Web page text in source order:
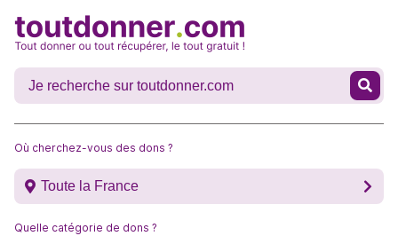
Où cherchez-vous des dons ?
Toute la France
Quelle catégorie de dons ?